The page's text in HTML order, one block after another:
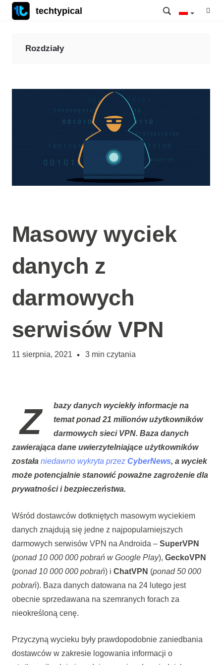
techtypical
Masowy wyciek
danych z
darmowych
serwisów VPN
11 sierpnia, 2021 3 min czytania
Z bazy danych wyciekły informacje na temat ponad 21 milionów użytkowników
darmowych sieci VPN. Baza danych
zawierająca dane uwierzytelniające użytkowników
została niedawno wykryta przez CyberNews, a wyciek
może potencjalnie stanowić poważne zagrożenie dla
prywatności i bezpieczeństwa.
Wśród dostawców dotkniętych masowym wyciekiem
danych znajdują się jedne z najpopularniejszych
darmowych serwisów VPN na Androida – SuperVPN
(ponad 10 000 000 pobrań w Google Play), GeckoVPN
(ponad 10 000 000 pobrań) i ChatVPN (ponad 50 000
pobrań). Baza danych datowana na 24 lutego jest
obecnie sprzedawana na szemranych forach za
nieokreśloną cenę.
Przyczyną wycieku były prawdopodobnie zaniedbania
dostawców w zakresie logowania informacji o
Rozdziały